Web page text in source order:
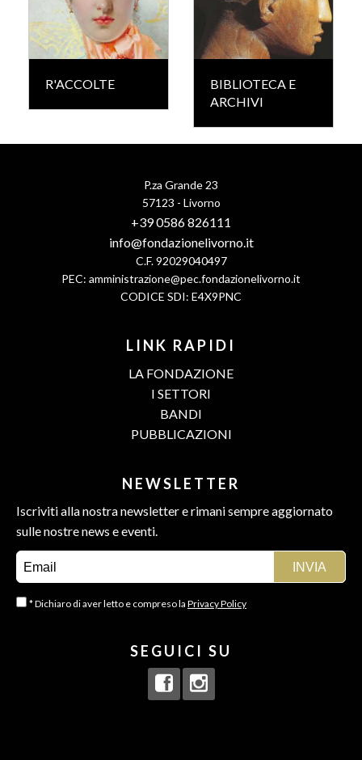
R'ACCOLTE
BIBLIOTECA E
ARCHIVI
P.za Grande 23
57123 - Livorno
+39 0586 826111
info@fondazionelivorno.it
C.F. 92029040497
PEC: amministrazione@pec.fondazionelivorno.it
CODICE SDI: E4X9PNC
LINK RAPIDI
LA FONDAZIONE
I SETTORI
BANDI
PUBBLICAZIONI
NEWSLETTER
Iscriviti alla nostra newsletter e rimani sempre aggiornato
sulle nostre news e eventi.
* Dichiaro di aver letto e compreso la Privacy Policy
SEGUICI SU